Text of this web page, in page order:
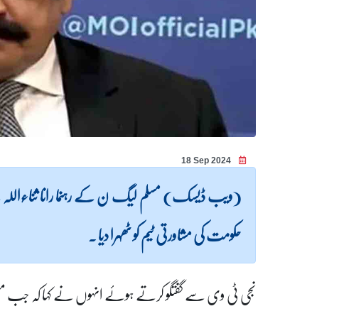
18 Sep 2024
(ویب ڈیسک) مسلم لیگ ن کے رہنما رانا ثناءاللہ
حکومت کی مشاورتی ٹیم کو ٹھہرا دیا ۔
نجی ٹی وی سے گفتگو کرتے ہوئے انہوں نے کہا کہ